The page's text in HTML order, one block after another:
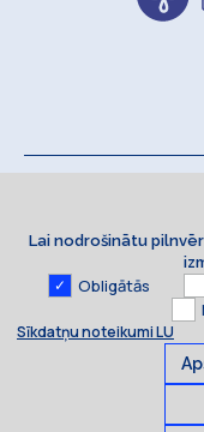
Kontakti un
Lai nodrošinātu
Obligātās
Sīkdatņu noteikumi LU